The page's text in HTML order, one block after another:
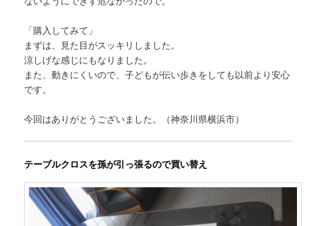
「購入してみて」
まずは、見た目がスッキリしました。
涼しげな感じにもなりました。
また、動きにくいので、子どもが伝い歩きをしても以前より安心
です。
今回はありがとうございました。（神奈川県横浜市）
テーブルクロスを孫が引っ張るので買い替え